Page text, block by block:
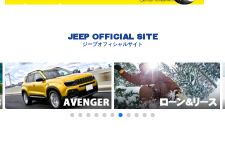
JEEP OFFICIAL SITE
ジープオフィシャルサイト